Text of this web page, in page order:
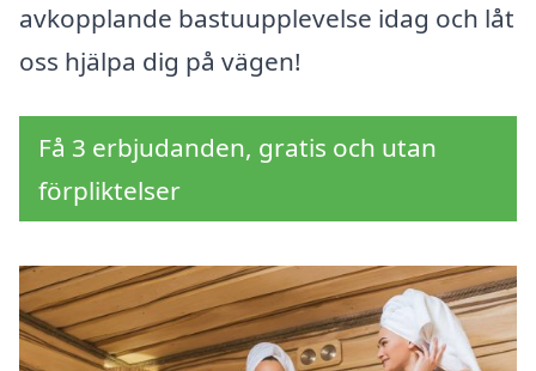
avkopplande bastuupplevelse idag och låt
oss hjälpa dig på vägen!
Få 3 erbjudanden, gratis och utan
förpliktelser